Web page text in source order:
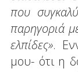
που
παρηγοριά
ελπίδες».
μου- ότι η